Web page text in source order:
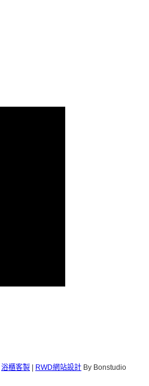
浴櫃客製 | RWD網站設計 By Bonstudio